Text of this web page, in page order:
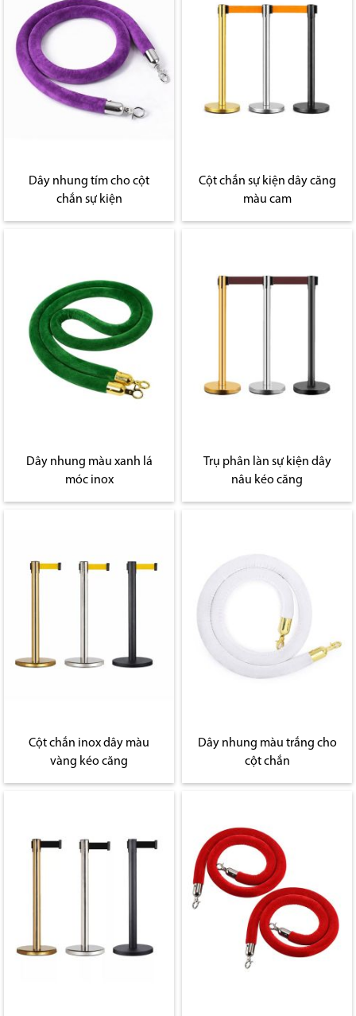
Dây nhung tím cho cột
chắn sự kiện
Cột chắn sự kiện dây căng
màu cam
Dây nhung màu xanh lá
móc inox
Trụ phân làn sự kiện dây
nâu kéo căng
Cột chắn inox dây màu
vàng kéo căng
Dây nhung màu trắng cho
cột chắn